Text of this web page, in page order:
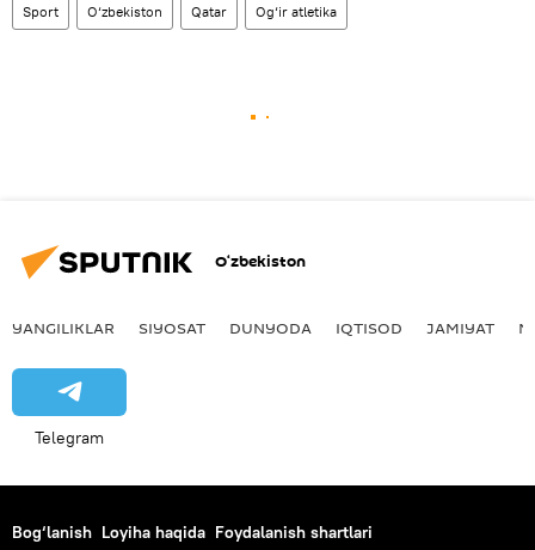
Sport O‘zbekiston Qatar Og‘ir atletika
O‘zbekiston
YANGILIKLAR SIYOSAT DUNYODA IQTISOD JAMIYAT
Telegram
Bog‘lanish Loyiha haqida Foydalanish shartlari